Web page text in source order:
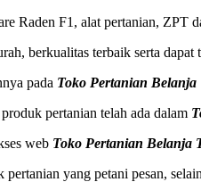
Raden F1, alat pertanian, ZPT
berkualitas terbaik serta dapat
pada Toko Pertanian Belanja
pertanian telah ada dalam
web Toko Pertanian Belanja
yang petani pesan,